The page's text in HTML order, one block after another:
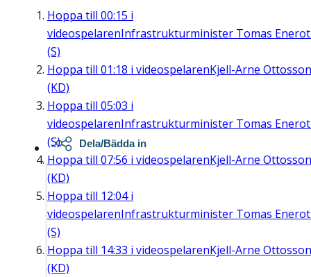
Hoppa till 00:15 i
videospelarenInfrastrukturminister Tomas
(S)
Hoppa till 01:18 i videospelarenKjell-Arne Ottosson
(KD)
Hoppa till 05:03 i
videospelarenInfrastrukturminister Tomas
(S)
Hoppa till 07:56 i videospelarenKjell-Arne Ottosson
(KD)
Hoppa till 12:04i
videospelarenInfrastrukturminister Tomas
(S)
Hoppa till 14:33 i videospelarenKjell-Arne Ottosson
(KD)
Dela/Bädda in